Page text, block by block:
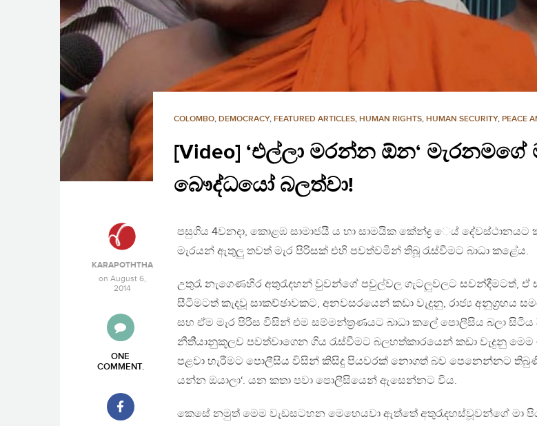
COLOMBO, DEMOCRACY, FEATURED ARTICLES, HUMAN RIGHTS, HUMAN SECURITY, PEACE
[Video] ‘එල්ලා මරන්න ඕන‘
බෞද්ධයෝ බලත්වා!
KARAPOTHTHA
on August 6,
2014
ONE
COMMENT.
පසුගිය 4වනදා, කොළඹ සාමාජයී ය හා සාමයික කේන්ද්‍ර ෙය් දේවස්ථානයට
මැරයන් ඇතුලු තවත් මැර පිරිසක් එහි පවත්වමින් තිබූ රැස්වීමට බාධා කළේය.
උතුරැ නැගෙණහිර අතුරැදහන් වුවන්ගේ පවුල්වල ගැටලුවලට සවන්දීමටත්, ඒ
සීටීමටත් කැදවූ සාකච්ඡාවකට, අනවසරයෙන් කඩා වැදුනු, රාජ්‍ය අනුග්‍රහය
සහ ඒම මැර පිරිස විසින් එම සම්මන්ත්‍රණයට බාධා කලේ පොලීසිය බලා සිටිය
නීති්‍යානුකූලව පවත්වාගෙන ගිය රැස්වීමට බලහත්කාරයෙන් කඩා වැදුනු මෙම
පළවා හැරීමට පොලීසිය විසින් කිසිදු පියවරක් නොගත් බව පෙනෙන්නට
යන්න ඔයාලා‘. යන කතා පවා පොලීසියෙන් ඇසෙන්නට විය.
කෙසේ නමුත් මෙම වැඩසටහන මෙහෙයවා ඇත්තේ අතුරැදහස්වූවන්ගේ මා